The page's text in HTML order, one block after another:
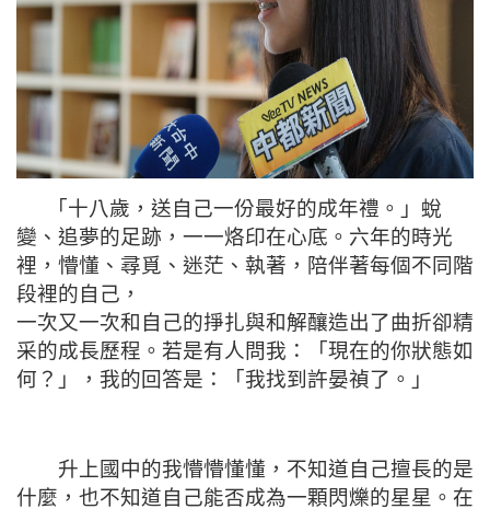
「十八歲，送自己一份最好的成年禮。」蛻
變、追夢的足跡，一一烙印在心底。六年的時光
裡，懵懂、尋覓、迷茫、執著，陪伴著每個不同階
段裡的自己，
一次又一次和自己的掙扎與和解釀造出了曲折卻精
采的成長歷程。若是有人問我：「現在的你狀態如
何？」，我的回答是：「我找到許晏禎了。」
升上國中的我懵懵懂懂，不知道自己擅長的是
什麼，也不知道自己能否成為一顆閃爍的星星。在